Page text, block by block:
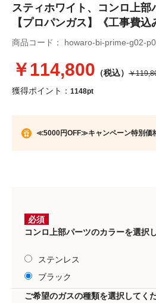
スティホワイト、コンロ上部
【プロパンガス】《工事費込
商品コード： howaro-bi-prime-g02-
￥114,800 （税込） ￥
獲得ポイント： 1148pt
≪5000円OFF≫キャンペーン特別価
必須
コンロ上部パーツのカラーを選択
ステンレス
ブラック
ご希望のガスの種類を選択してくだ